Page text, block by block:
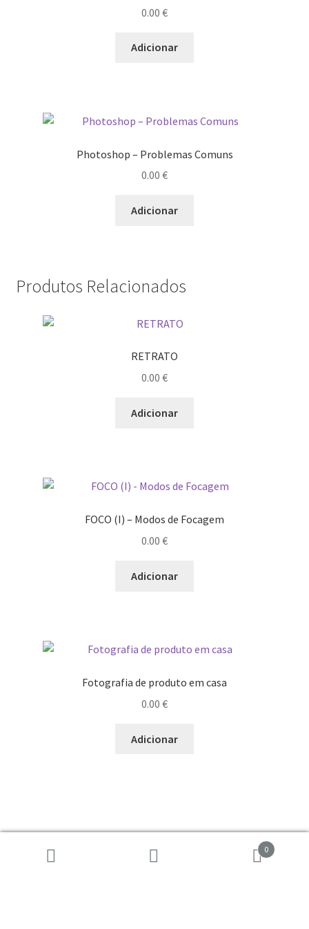
Dia Mundial do Livro e dos Direitos de Autor
Impressão e Criatividade
Quem somos
0.00 €
Adicionar
Photoshop – Problemas Comuns
0.00 €
Adicionar
Produtos Relacionados
RETRATO
0.00 €
Adicionar
FOCO (I) – Modos de Focagem
0.00 €
Adicionar
Fotografia de produto em casa
0.00 €
Adicionar
Pesquisar
Pesquisa
0